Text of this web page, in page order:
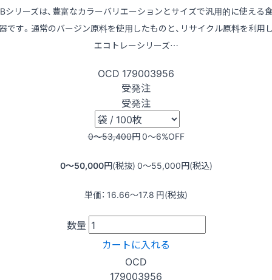
シリーズは、豊富なカラーバリエーションとサイズで汎用的に使える
です。通常のバージン原料を使用したものと、リサイクル原料を利用
エコトレーシリーズ…
OCD 179003956
受発注
受発注
0〜53,400円0〜6%OFF
0〜50,000円(税抜) 0〜55,000円(税込)
単価： 16.66〜17.8 円(税抜)
数量
カートに入れる
OCD
179003956